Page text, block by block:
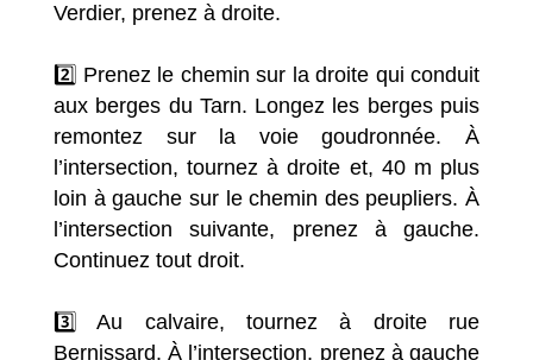
Verdier, prenez à droite.
2️⃣ Prenez le chemin sur la droite qui conduit
aux berges du Tarn. Longez les berges puis
remontez sur la voie goudronnée. À
l’intersection, tournez à droite et, 40 m plus
loin à gauche sur le chemin des peupliers. À
l’intersection suivante, prenez à gauche.
Continuez tout droit.
3️⃣ Au calvaire, tournez à droite rue
Bernissard. À l’intersection, prenez à gauche